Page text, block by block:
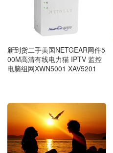
新到货二手美国NETGEAR网件5
00M高清有线电力猫 IPTV 监控
电脑组网XWN5001 XAV5201